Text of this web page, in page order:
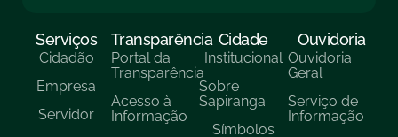
Serviços
Cidadão
Empresa
Servidor
Transparência
Portal da
Transparência
Acesso à
Informação
Cidade
Institucional
Sobre
Sapiranga
Símbolos
Ouvidoria
Ouvidoria
Geral
Serviço de
Informação